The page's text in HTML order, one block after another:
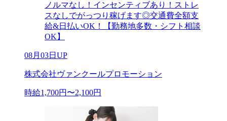
ノルマなし！インセンティブあり！ストレ
スなしでがっつり稼げます◎交通費全額支
給&日払いOK！【勤務地多数・シフト相談
OK】
08月03日UP
株式会社ヴァンクールプロモーション
時給1,700円〜2,100円